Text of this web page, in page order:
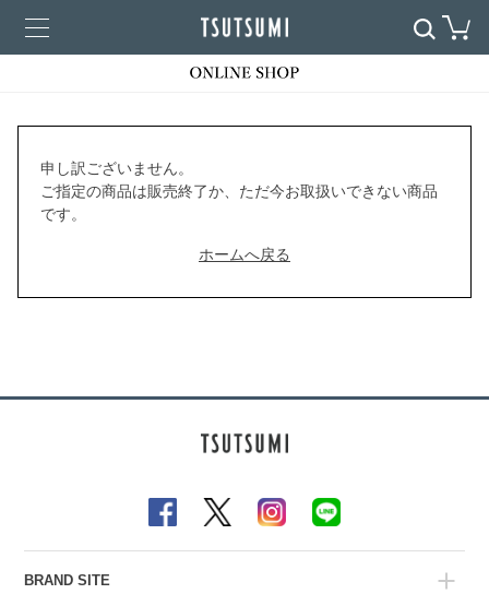
申し訳ございません。
ご指定の商品は販売終了か、ただ今お取扱いできない商品
です。
ホームへ戻る
BRAND SITE